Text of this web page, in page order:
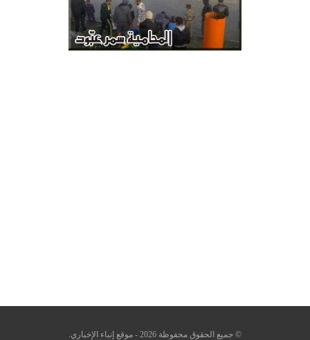
© جميع الحقوق محفوظة 2026 - موقع إنباء الإخباري.